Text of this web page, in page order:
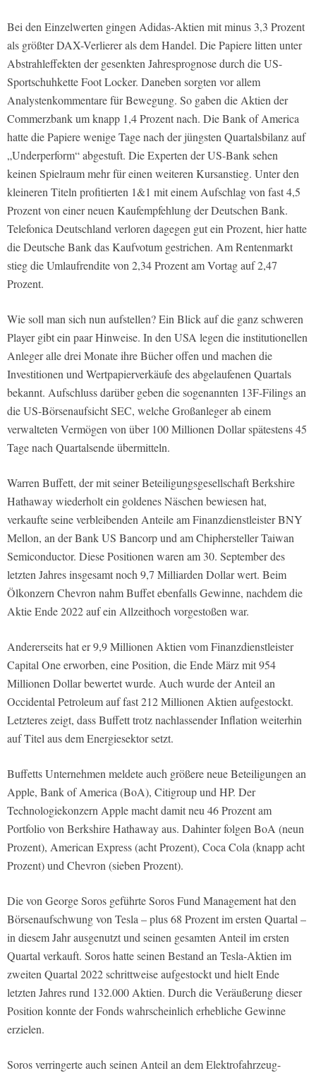
Bei den Einzelwerten gingen Adidas-Aktien mit minus 3,3 Prozent
als größter DAX-Verlierer als dem Handel. Die Papiere litten unter
Abstrahleffekten der gesenkten Jahresprognose durch die US-
Sportschuhkette Foot Locker. Daneben sorgten vor allem
Analystenkommentare für Bewegung. So gaben die Aktien der
Commerzbank um knapp 1,4 Prozent nach. Die Bank of America
hatte die Papiere wenige Tage nach der jüngsten Quartalsbilanz auf
„Underperform“ abgestuft. Die Experten der US-Bank sehen
keinen Spielraum mehr für einen weiteren Kursanstieg. Unter den
kleineren Titeln profitierten 1&1 mit einem Aufschlag von fast 4,5
Prozent von einer neuen Kaufempfehlung der Deutschen Bank.
Telefonica Deutschland verloren dagegen gut ein Prozent, hier hatte
die Deutsche Bank das Kaufvotum gestrichen. Am Rentenmarkt
stieg die Umlaufrendite von 2,34 Prozent am Vortag auf 2,47
Prozent.
Wie soll man sich nun aufstellen? Ein Blick auf die ganz schweren
Player gibt ein paar Hinweise. In den USA legen die institutionellen
Anleger alle drei Monate ihre Bücher offen und machen die
Investitionen und Wertpapierverkäufe des abgelaufenen Quartals
bekannt. Aufschluss darüber geben die sogenannten 13F-Filings an
die US-Börsenaufsicht SEC, welche Großanleger ab einem
verwalteten Vermögen von über 100 Millionen Dollar spätestens 45
Tage nach Quartalsende übermitteln.
Warren Buffett, der mit seiner Beteiligungsgesellschaft Berkshire
Hathaway wiederholt ein goldenes Näschen bewiesen hat,
verkaufte seine verbleibenden Anteile am Finanzdienstleister BNY
Mellon, an der Bank US Bancorp und am Chiphersteller Taiwan
Semiconductor. Diese Positionen waren am 30. September des
letzten Jahres insgesamt noch 9,7 Milliarden Dollar wert. Beim
Ölkonzern Chevron nahm Buffet ebenfalls Gewinne, nachdem die
Aktie Ende 2022 auf ein Allzeithoch vorgestoßen war.
Andererseits hat er 9,9 Millionen Aktien vom Finanzdienstleister
Capital One erworben, eine Position, die Ende März mit 954
Millionen Dollar bewertet wurde. Auch wurde der Anteil an
Occidental Petroleum auf fast 212 Millionen Aktien aufgestockt.
Letzteres zeigt, dass Buffett trotz nachlassender Inflation weiterhin
auf Titel aus dem Energiesektor setzt.
Buffetts Unternehmen meldete auch größere neue Beteiligungen an
Apple, Bank of America (BoA), Citigroup und HP. Der
Technologiekonzern Apple macht damit neu 46 Prozent am
Portfolio von Berkshire Hathaway aus. Dahinter folgen BoA (neun
Prozent), American Express (acht Prozent), Coca Cola (knapp acht
Prozent) und Chevron (sieben Prozent).
Die von George Soros geführte Soros Fund Management hat den
Börsenaufschwung von Tesla – plus 68 Prozent im ersten Quartal –
in diesem Jahr ausgenutzt und seinen gesamten Anteil im ersten
Quartal verkauft. Soros hatte seinen Bestand an Tesla-Aktien im
zweiten Quartal 2022 schrittweise aufgestockt und hielt Ende
letzten Jahres rund 132.000 Aktien. Durch die Veräußerung dieser
Position konnte der Fonds wahrscheinlich erhebliche Gewinne
erzielen.
Soros verringerte auch seinen Anteil an dem Elektrofahrzeug-